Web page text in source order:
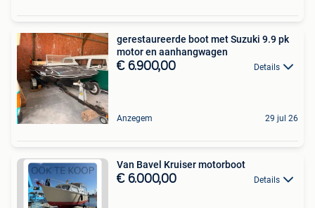
gerestaureerde boot met Suzuki 9.9 pk
motor en aanhangwagen
€ 6.900,00 Details
Anzegem 29 jul 26
Van Bavel Kruiser motorboot
€ 6.000,00 Details